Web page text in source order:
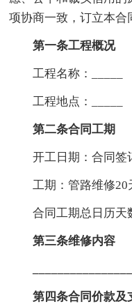
项协商一致，订立本合
第一条工程概况
工程名称：_____
工程地点：_____
第二条合同工期
开工日期：合同签
工期：管路维修
合同工期总日历天
第三条维修内容
第四条合同价款及